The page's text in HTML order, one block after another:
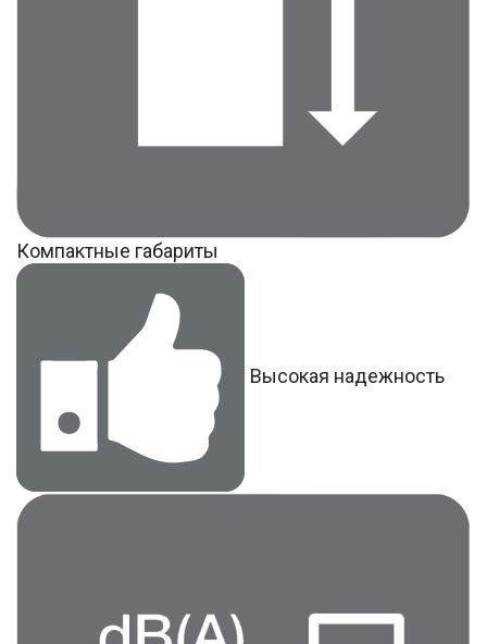
Компактные габариты
Высокая надежность